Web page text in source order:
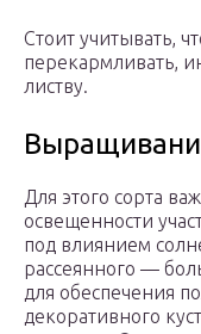
Стоит учитывать,
перекармливать,
листву.
Для этого сорта
освещенности
под влиянием
рассеянного —
для обеспечения
декоративного